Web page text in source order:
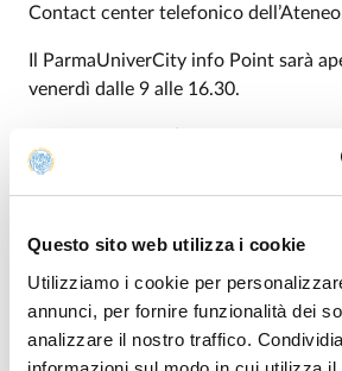
Questo sito web utilizza i cookie
Utilizziamo i cookie per
annunci, per fornire funzionalità dei
analizzare il nostro traffico.
Contact center telefonico
Il ParmaUniverCity info Point sarà
venerdì dalle 9 alle 16.30.
nazionale, tel +39 0521 902111 Italia
osserverà questi orari:
lunedì: 9.00 – 12.30 / 14.00 – 16.30
venerdì: 9.00 – 12.30 / 14.00 – 16.30
Anche quest’anno ER.GO sarà